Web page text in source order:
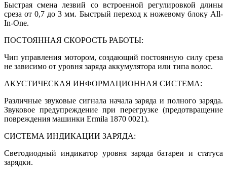
Быстрая смена лезвий со встроенной регулировкой длины
среза от 0,7 до 3 мм. Быстрый переход к ножевому блоку All-
In-One.
ПОСТОЯННАЯ СКОРОСТЬ РАБОТЫ:
Чип управления мотором, создающий постоянную силу среза
не зависимо от уровня заряда аккумулятора или типа волос.
АКУСТИЧЕСКАЯ ИНФОРМАЦИОННАЯ СИСТЕМА:
Различные звуковые сигнала начала заряда и полного заряда.
Звуковое предупреждение при перегрузке (предотвращение
повреждения машинки Ermila 1870 0021).
СИСТЕМА ИНДИКАЦИИ ЗАРЯДА:
Светодиодный индикатор уровня заряда батареи и статуса
зарядки.